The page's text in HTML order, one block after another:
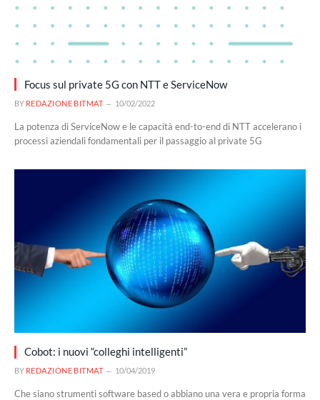
Focus sul private 5G con NTT e ServiceNow
BY REDAZIONE BITMAT 10/02/2022
La potenza di ServiceNow e le capacità end-to-end di NTT accelerano i
processi aziendali fondamentali per il passaggio al private 5G
Cobot: i nuovi “colleghi intelligenti”
BY REDAZIONE BITMAT 10/04/2019
Che siano strumenti software based o abbiano una vera e propria forma